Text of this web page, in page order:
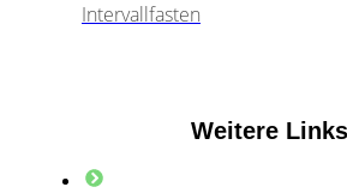
Intervallfasten
Weitere Links